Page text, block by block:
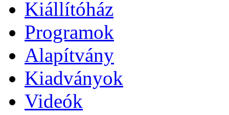
Kiállítóház
Programok
Alapítvány
Kiadványok
Videók